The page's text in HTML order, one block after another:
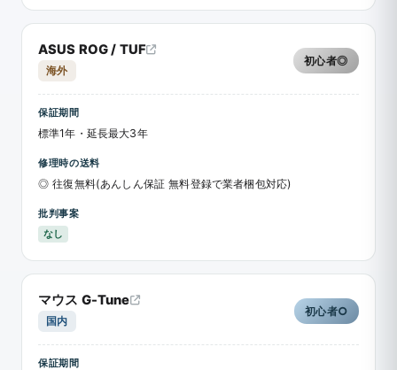
ASUS ROG / TUF
海外
保証期間
標準1年・延長最大3年
修理時の送料
◎ 往復無料(あんしん保証 無料登録で業者梱包対応)
批判事案
なし
初心者◎
マウス G-Tune
国内
保証期間
初心者○